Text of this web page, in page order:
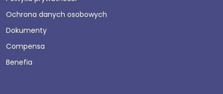
Ochrona danych osobowych
Dokumenty
Compensa
Benefia